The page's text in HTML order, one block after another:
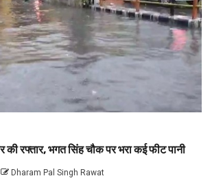
की रफ्तार, भगत सिंह चौक पर भरा कई फीट पानी
Dharam Pal Singh Rawat